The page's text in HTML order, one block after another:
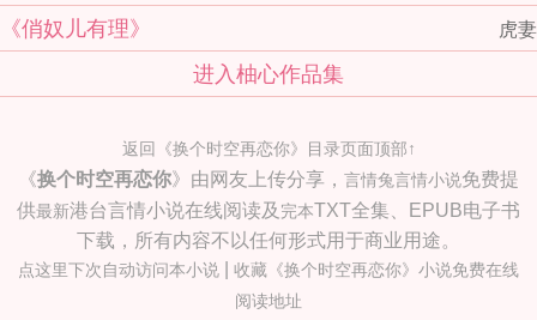
虎妻
《俏奴儿有理》
进入柚心作品集
返回《换个时空再恋你》目录页面顶部↑
《换个时空再恋你》由网友上传分享， 言情兔言情小说免费提
供最新港台言情小说在线阅读及 完本TXT全集、EPUB电子书
下载，所有内容不以任何形式用于商业用途。
点这里下次自动访问本小说
收藏《换个时空再恋你》小说免费在线
阅读地址